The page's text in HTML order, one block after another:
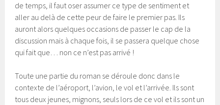
de temps, il faut oser assumer ce type de sentiment et
aller au delà de cette peur de faire le premier pas. Ils
auront alors quelques occasions de passer le cap de la
discussion mais à chaque fois, il se passera quelque chose
qui fait que… non ce n’est pas arrivé !
Toute une partie du roman se déroule donc dans le
contexte de l’aéroport, l’avion, le vol et l’arrivée. Ils sont
tous deux jeunes, mignons, seuls lors de ce vol et ils sont un